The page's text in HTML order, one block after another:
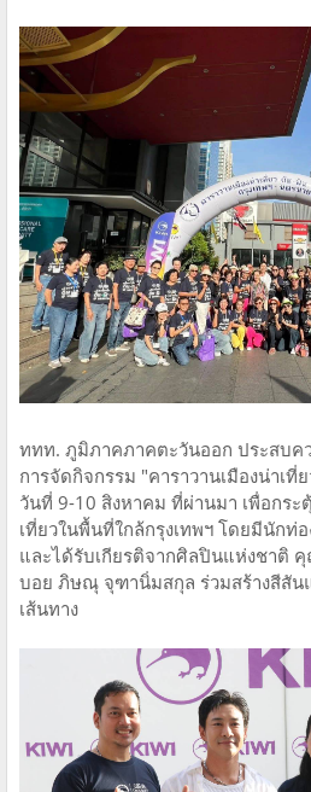
ททท. ภูมิภาคภาคตะวันออก ประสบคว
การจัดกิจกรรม "คาราวานเมืองน่าเที่
วันที่ 9-10 สิงหาคม ที่ผ่านมา เพื่อกระ
เที่ยวในพื้นที่ใกล้กรุงเทพฯ โดยมีนักท่
และได้รับเกียรติจากศิลปินแห่งชาติ
บอย ภิษณุ จุฑานิ่มสกุล ร่วมสร้างสีสัน
เส้นทาง